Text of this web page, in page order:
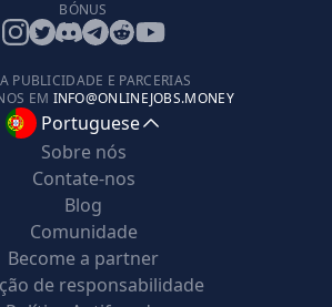
BÓNUS
PUBLICIDADE E PARCERIAS
EM INFO@ONLINEJOBS.MONEY
Portuguese
Sobre nós
Contate-nos
Blog
Comunidade
Become a partner
de responsabilidade